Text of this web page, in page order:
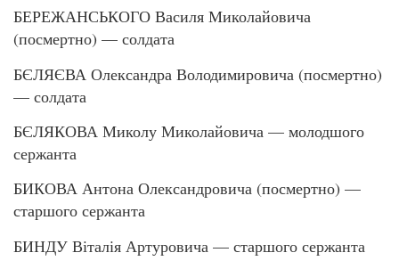
БЕРЕЖАНСЬКОГО Василя Миколайовича
(посмертно) — солдата
БЄЛЯЄВА Олександра Володимировича (посмертно)
— солдата
БЄЛЯКОВА Миколу Миколайовича — молодшого
сержанта
БИКОВА Антона Олександровича (посмертно) —
старшого сержанта
БИНДУ Віталія Артуровича — старшого сержанта